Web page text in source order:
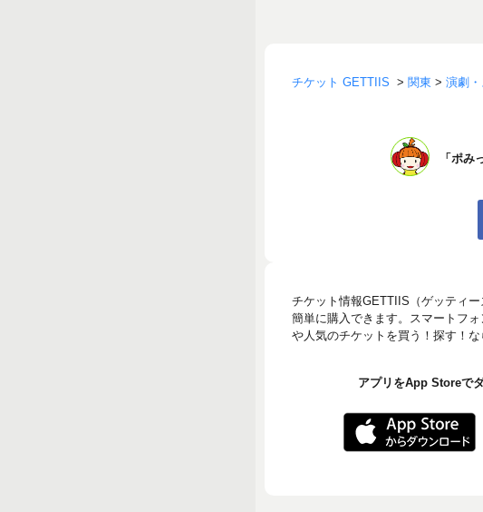
チケット GETTIIS > 関東 > 演劇
「ポみ
チケット情報GETTIIS（ゲッティ
簡単に購入できます。スマートフ
や人気のチケットを買う！探す！な
アプリをApp Storeで